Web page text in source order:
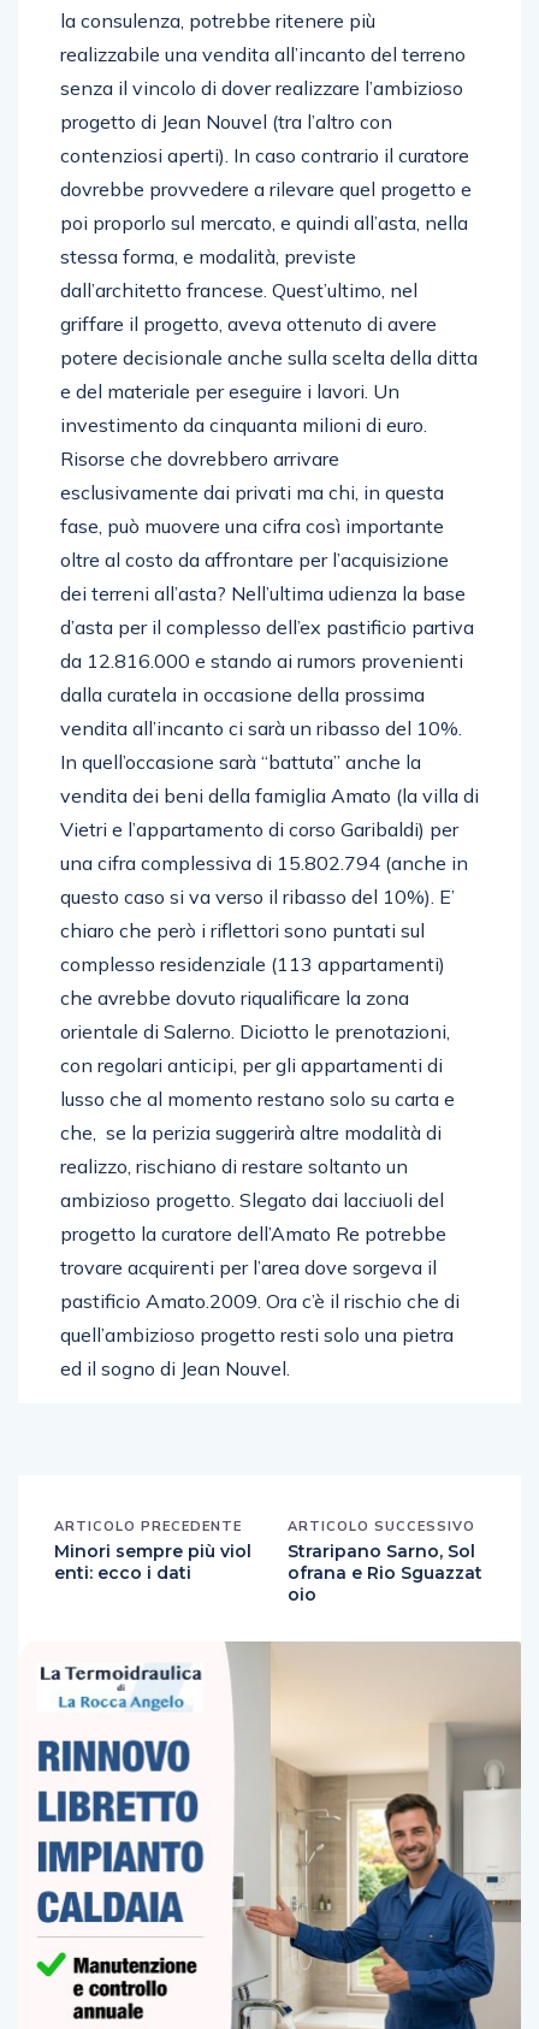
la consulenza, potrebbe ritenere più
realizzabile una vendita all’incanto del terreno
senza il vincolo di dover realizzare l’ambizioso
progetto di Jean Nouvel (tra l’altro con
contenziosi aperti). In caso contrario il curatore
dovrebbe provvedere a rilevare quel progetto e
poi proporlo sul mercato, e quindi all’asta, nella
stessa forma, e modalità, previste
dall’architetto francese. Quest’ultimo, nel
griffare il progetto, aveva ottenuto di avere
potere decisionale anche sulla scelta della ditta
e del materiale per eseguire i lavori. Un
investimento da cinquanta milioni di euro.
Risorse che dovrebbero arrivare
esclusivamente dai privati ma chi, in questa
fase, può muovere una cifra così importante
oltre al costo da affrontare per l’acquisizione
dei terreni all’asta? Nell’ultima udienza la base
d’asta per il complesso dell’ex pastificio partiva
da 12.816.000 e stando ai rumors provenienti
dalla curatela in occasione della prossima
vendita all’incanto ci sarà un ribasso del 10%.
In quell’occasione sarà “battuta” anche la
vendita dei beni della famiglia Amato (la villa di
Vietri e l’appartamento di corso Garibaldi) per
una cifra complessiva di 15.802.794 (anche in
questo caso si va verso il ribasso del 10%). E’
chiaro che però i riflettori sono puntati sul
complesso residenziale (113 appartamenti)
che avrebbe dovuto riqualificare la zona
orientale di Salerno. Diciotto le prenotazioni,
con regolari anticipi, per gli appartamenti di
lusso che al momento restano solo su carta e
che, se la perizia suggerirà altre modalità di
realizzo, rischiano di restare soltanto un
ambizioso progetto. Slegato dai lacciuoli del
progetto la curatore dell’Amato Re potrebbe
trovare acquirenti per l’area dove sorgeva il
pastificio Amato.2009. Ora c’è il rischio che di
quell’ambizioso progetto resti solo una pietra
ed il sogno di Jean Nouvel.
ARTICOLO PRECEDENTE
Minori sempre più viol
enti: ecco i dati
ARTICOLO SUCCESSIVO
Straripano Sarno, Sol
ofrana e Rio Sguazzat
oio